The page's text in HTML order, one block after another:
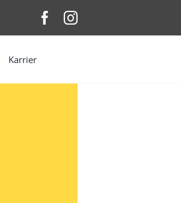
Karrier